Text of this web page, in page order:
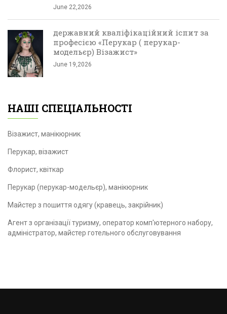
June 22,2026
державний кваліфікаційний іспит за
професією «Перукар ( перукар-
модельєр) Візажист»
June 19,2026
НАШІ СПЕЦІАЛЬНОСТІ
Візажист, манікюрник
Перукар, візажист
Флорист, квіткар
Перукар (перукар-модельєр), манікюрник
Майстер з пошиття одягу (кравець, закрійник)
Агент з організації туризму, оператор комп'ютерного набору,
адміністратор, майстер готельного обслуговування